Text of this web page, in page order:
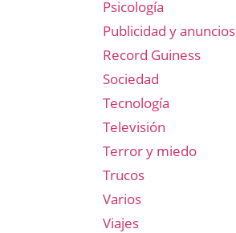
Psicología
Publicidad y anuncios
Record Guiness
Sociedad
Tecnología
Televisión
Terror y miedo
Trucos
Varios
Viajes